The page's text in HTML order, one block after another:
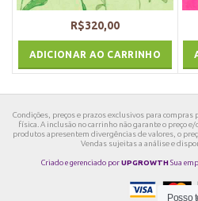
R$320,00
ADICIONAR AO CARRINHO
Condições, preços e prazos exclusivos para
física. A inclusão no carrinho não garante o preço
produtos apresentem divergências de valores, o
Vendas sujeitas a análise e
Criado e gerenciado porUPGROWTHSua
Posso